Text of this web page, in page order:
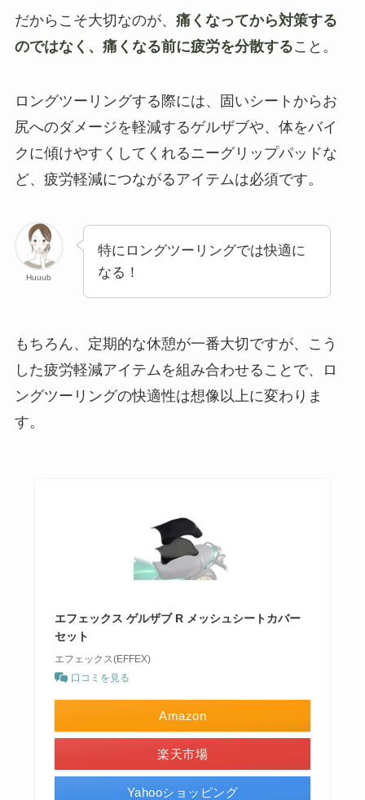
だからこそ大切なのが、 痛くなってから対策する
のではなく、痛くなる前に疲労を分散すること。
ロングツーリングする際には、固いシートからお
尻へのダメージを軽減するゲルザブや、体をバイ
クに傾けやすくしてくれるニーグリップパッドな
ど、疲労軽減につながるアイテムは必須です。
Huuub
特にロングツーリングでは快適に
なる！
もちろん、定期的な休憩が一番大切ですが、こう
した疲労軽減アイテムを組み合わせることで、ロ
ングツーリングの快適性は想像以上に変わりま
す。
エフェックス ゲルザブ R メッシュシートカバー
セット
エフェックス(EFFEX)
口コミを見る
Amazon
楽天市場
Yahooショッピング